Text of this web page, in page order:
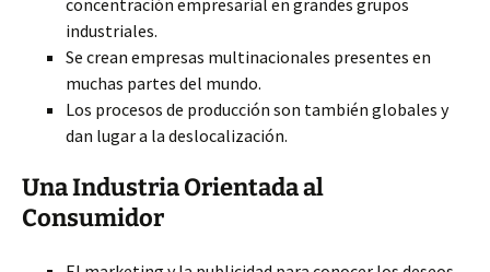
concentración empresarial en grandes grupos
industriales.
Se crean empresas multinacionales presentes en
muchas partes del mundo.
Los procesos de producción son también globales y
dan lugar a la deslocalización.
Una Industria Orientada al
Consumidor